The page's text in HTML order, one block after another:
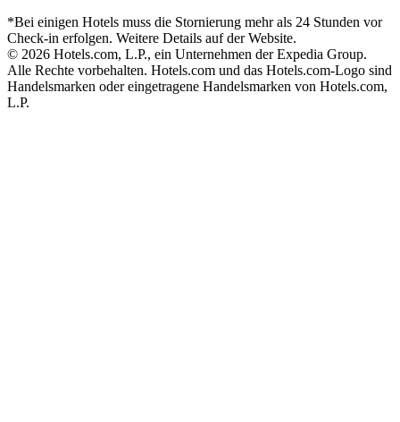
*Bei einigen Hotels muss die Stornierung mehr als 24 Stunden vor
Check-in erfolgen. Weitere Details auf der Website.
© 2026 Hotels.com, L.P., ein Unternehmen der Expedia Group.
Alle Rechte vorbehalten. Hotels.com und das Hotels.com-Logo sind
Handelsmarken oder eingetragene Handelsmarken von Hotels.com,
L.P.